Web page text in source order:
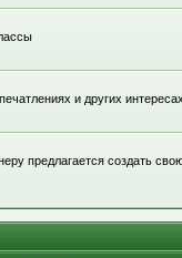
и других
предлагается создать